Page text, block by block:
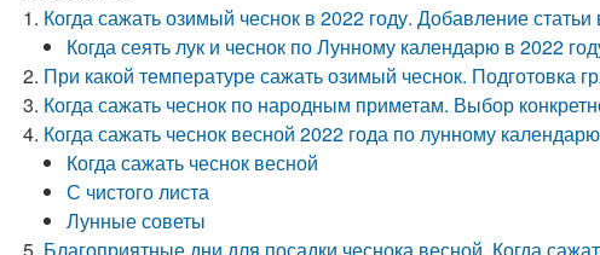
Когда сажать озимый чеснок в 2022 году. Добавление
Когда сеять лук и чеснок по Лунному календарю в 2022
При какой температуре сажать озимый чеснок. Подготовка
Когда сажать чеснок по народным приметам. Выбор
Когда сажать чеснок весной 2022 года по лунному календарю
Когда сажать чеснок весной
С чистого листа
Лунные советы